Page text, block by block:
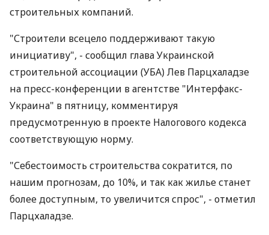
строительных компаний.
"Строители всецело поддерживают такую
инициативу", - сообщил глава Украинской
строительной ассоциации (УБА) Лев Парцхаладзе
на пресс-конференции в агентстве "Интерфакс-
Украина" в пятницу, комментируя
предусмотренную в проекте Налогового кодекса
соответствующую норму.
"Себестоимость строительства сократится, по
нашим прогнозам, до 10%, и так как жилье станет
более доступным, то увеличится спрос", - отметил
Парцхаладзе.